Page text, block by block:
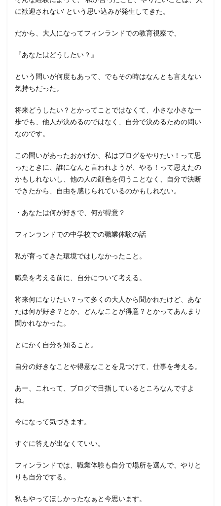
に歓迎されない‘ という思い込みが発生してきた。
だから、大人になってフィンランドでの教育視察で、
『あなたはどうしたい？』
という問いが何度もあって、でもその時はなんとも言えない
気持ちだった。
将来どうしたい？とかってことではなくて、小さな小さな一
歩でも、他人が決めるのではなく、自分で決めるための問い
なのです。
この問いがあったおかげか、私はブログをやりたい！って思
ったときに、誰になんと言われようが、やる！って思えたの
かもしれないし、他の人の顔色を伺うことなく、自分で決断
できたから、自由を感じられているのかもしれない。
・あなたは何が好きで、何が得意？
フィンランドでの中学校での職業体験の話
私が育ってきた環境ではしなかったこと。
職業を考える前に、自分について考える。
将来何になりたい？って多くの大人から聞かれたけど、あな
たは何が好き？とか、どんなことが得意？とかってあんまり
聞かれなかった。
とにかく自分を知ること。
自分の好きなことや得意なことを見つけて、仕事を考える。
あー、これって、ブログで目指しているところなんですよ
ね。
今になって気づきます。
すぐに答えが出なくていい。
フィンランドでは、職業体験も自分で場所を選んで、やりと
りも自分でする。
私もやってほしかったなぁと今思います。